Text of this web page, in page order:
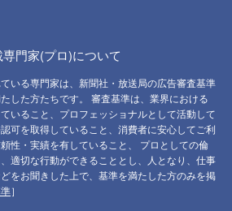
門家(プロ)について
いる専門家は、新聞社・放送局の広告審査基準
した方たちです。 審査基準は、業界における
いること、プロフェッショナルとして活動して
可を取得していること、消費者に安心してご利
性・実績を有していること、 プロとしての倫
適切な行動ができることとし、人となり、仕事
をお聞きした上で、基準を満たした方のみを掲
］